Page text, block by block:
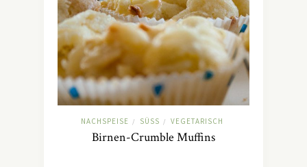
NACHSPEISE / SÜSS / VEGETARISCH
Birnen-Crumble Muffins